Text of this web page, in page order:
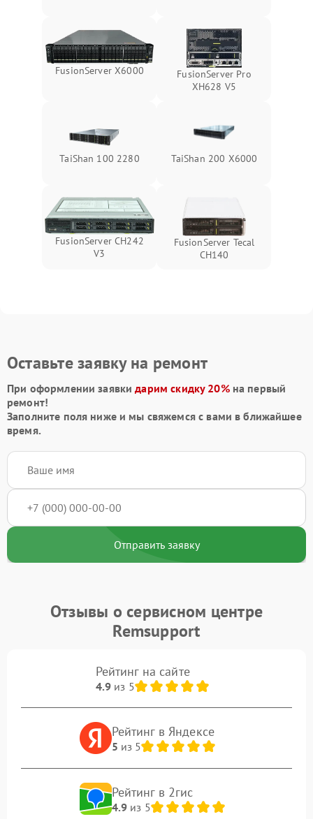
FusionServer X6000
FusionServer Pro
XH628 V5
TaiShan 100 2280 TaiShan 200 X6000
FusionServer CH242
V3
FusionServer Tecal
CH140
Оставьте заявку на ремонт
При оформлении заявкидарим скидку 20%на первый
ремонт!
Заполните поля ниже и мы свяжемся с вами в ближайшее
время.
Отправить заявку
Отзывы о сервисном центре
Remsupport
Рейтинг на сайте
4.9из 5
Рейтинг в Яндексе
5 из 5
Рейтинг в 2гис
4.9из 5